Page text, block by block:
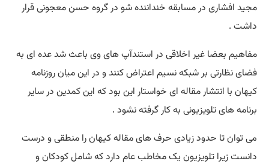
مجید افشاری در مسابقه خنداننده شو در گروه حسن معجونی قرار
داشت .
مفاهیم بعضا غیر اخلاقی در استندآپ های وی باعث شد عده ای به
فضای نظارتی بر شبکه نسیم اعتراض کنند و در این میان روزنامه
کیهان با انتشار مقاله ای خواستار این بود که این کمدین در سایر
برنامه های تلویزیونی به کار گرفته نشود .
می توان تا حدود زیادی حرف های مقاله کیهان را منطقی و درست
دانست زیرا تلویزیون یک مخاطب عام دارد که شامل کودکان و